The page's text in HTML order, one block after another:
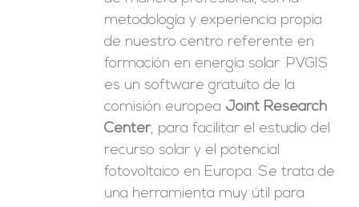
metodología y experiencia propia
de nuestro centro referente en
formación en energía solar. PVGIS
es un software gratuito de la
comisión europea Joint Research
Center, para facilitar el estudio del
recurso solar y el potencial
fotovoltaico en Europa. Se trata de
una herramienta muy útil para